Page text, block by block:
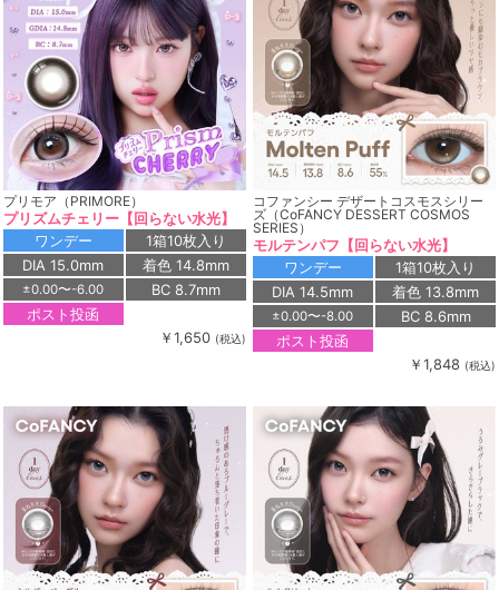
プリモア（PRIMORE）
プリズムチェリー【回らない水光】
ワンデー
1箱10枚入り
DIA 15.0mm
着色 14.8mm
±0.00〜-6.00
BC 8.7mm
ポスト投函
￥1,650 (税込)
コファンシー デザートコスモスシリー
ズ（CoFANCY DESSERT COSMOS
SERIES）
モルテンパフ【回らない水光】
ワンデー
1箱10枚入り
DIA 14.5mm
着色 13.8mm
±0.00〜-8.00
BC 8.6mm
ポスト投函
￥1,848 (税込)